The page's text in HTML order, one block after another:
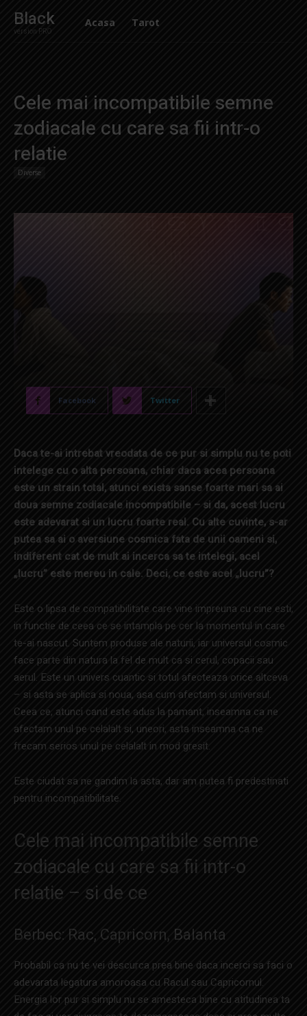
Black
version PRO
Acasa Tarot
Cele mai incompatibile semne
zodiacale cu care sa fii intr-o
relatie
Diverse
Facebook Twitter
Daca te-ai intrebat vreodata de ce pur si simplu nu te poti
intelege cu o alta persoana, chiar daca acea persoana
este un strain total, atunci exista sanse foarte mari sa ai
doua semne zodiacale incompatibile – si da, acest lucru
este adevarat si un lucru foarte real. Cu alte cuvinte, s-ar
putea sa ai o aversiune cosmica fata de unii oameni si,
indiferent cat de mult ai incerca sa te intelegi, acel
„lucru” este mereu in cale. Deci, ce este acel „lucru”?
Este o lipsa de compatibilitate care vine impreuna cu cine esti,
in functie de ceea ce se intampla pe cer la momentul in care
te-ai nascut. Suntem produse ale naturii, iar universul cosmic
face parte din natura la fel de mult ca si cerul, copacii sau
aerul. Este un univers cuantic si totul afecteaza orice altceva
– si asta se aplica si noua, asa cum afectam si universul.
Ceea ce, atunci cand este adus la pamant, inseamna ca ne
afectam unul pe celalalt si, uneori, asta inseamna ca ne
frecam serios unul pe celalalt in mod gresit.
Este ciudat sa ne gandim la asta, dar am putea fi predestinati
pentru incompatibilitate.
Cele mai incompatibile semne
zodiacale cu care sa fii intr-o
relatie – si de ce
Berbec: Rac, Capricorn, Balanta
Probabil ca nu te vei descurca prea bine daca incerci sa faci o
adevarata legatura amoroasa cu Racul sau Capricornul.
Energia lor pur si simplu nu se amesteca bine cu atitudinea ta